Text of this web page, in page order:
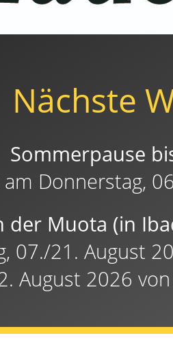
Nächste
Sommerpause
Donnerstag,
der Muota (in
07./21. August
August 2026